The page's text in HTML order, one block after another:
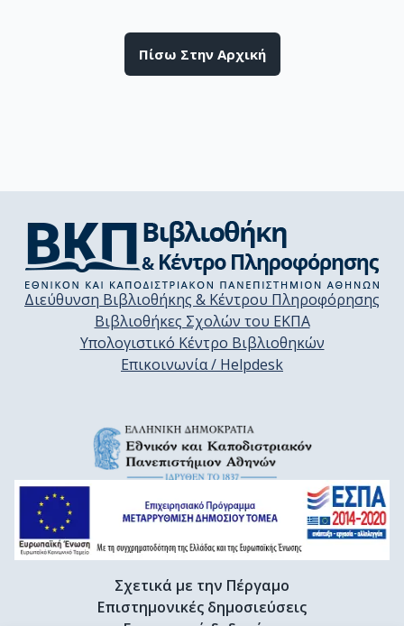
Πίσω Στην Αρχική
Διεύθυνση Βιβλιοθήκης & Κέντρου Πληροφόρησης
Βιβλιοθήκες Σχολών του ΕΚΠΑ
Υπολογιστικό Κέντρο Βιβλιοθηκών
Επικοινωνία / Helpdesk
Σχετικά με την Πέργαμο
Επιστημονικές δημοσιεύσεις